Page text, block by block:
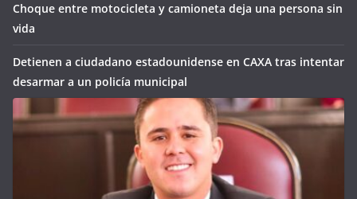
Choque entre motocicleta y camioneta deja una persona sin
vida
Detienen a ciudadano estadounidense en CAXA tras intentar
desarmar a un policía municipal